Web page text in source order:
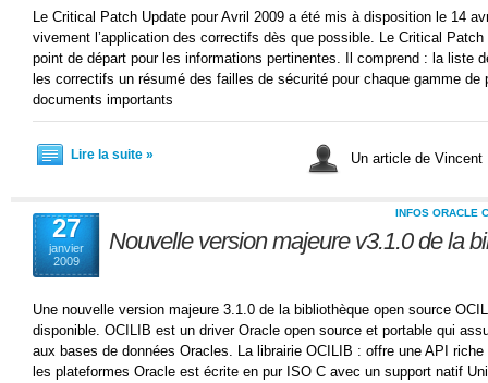
Le Critical Patch Update pour Avril 2009 a été mis à disposition le 14
vivement l’application des correctifs dès que possible. Le Critical
point de départ pour les informations pertinentes. Il comprend : la liste
les correctifs un résumé des failles de sécurité pour chaque gamme de
documents importants
Lire la suite » Un article de
27
janvier
2009
INFOS ORACLE
Nouvelle version majeure v3.1.0 de la
Une nouvelle version majeure 3.1.0 de la bibliothèque open source
disponible. OCILIB est un driver Oracle open source et portable qui
aux bases de données Oracles. La librairie OCILIB : offre une API
les plateformes Oracle est écrite en pur ISO C avec un support natif